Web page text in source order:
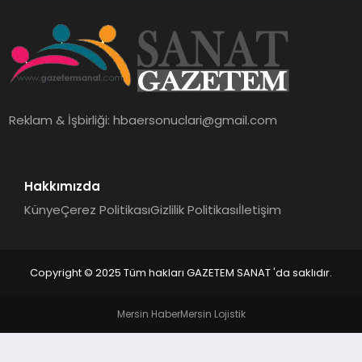
SAĞLIK
Reklam & İşbirliği:hbaersonuclari@gmail.com
Hakkımızda
KünyeÇerez PolitikasıGizlilik Politikasıİletişim
Copyright © 2025 Tüm hakları GAZETEM SANAT 'da saklıdır.
Mersin HaberMersin Lojistik